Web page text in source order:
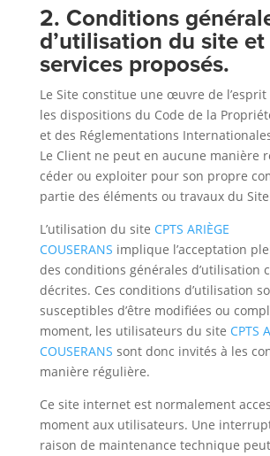
2. Conditions
d’utilisation du site et
services proposés.
Le Site constitue une œuvre de
les dispositions du Code de la
et des Réglementations
Le Client ne peut en aucune manière
céder ou exploiter pour son propre
partie des éléments ou travaux du
L’utilisation du site CPTS ARIÈGE
COUSERANS implique l’acceptation
des conditions générales d’utilisation
décrites. Ces conditions d’utilisation
susceptibles d’être modifiées ou
moment, les utilisateurs du site CPTS
COUSERANS sont donc invités à les
manière régulière.
Ce site internet est normalement
moment aux utilisateurs. Une
raison de maintenance technique